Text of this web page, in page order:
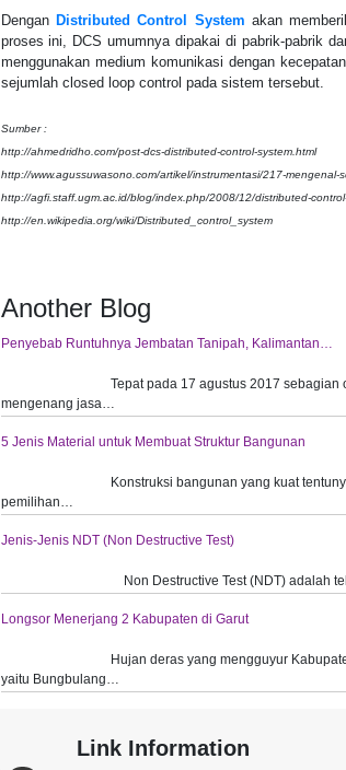
Dengan Distributed Control System akan
proses ini, DCS umumnya dipakai di pabrik-pabrik
menggunakan medium komunikasi dengan
sejumlah closed loop control pada sistem tersebut.
Sumber :
http://ahmedridho.com/post-dcs-distributed-control-system.html
http://www.agussuwasono.com/artikel/instrumentasi/217-mengenal-
http://agfi.staff.ugm.ac.id/blog/index.php/2008/12/distributed-
http://en.wikipedia.org/wiki/Distributed_control_system
Another Blog
Penyebab Runtuhnya Jembatan Tanipah, Kalimantan…
Tepat pada 17 agustus 2017
mengenang jasa…
5 Jenis Material untuk Membuat Struktur Bangunan
Konstruksi bangunan yang kuat
pemilihan…
Jenis-Jenis NDT (Non Destructive Test)
Non Destructive Test (NDT) adalah
Longsor Menerjang 2 Kabupaten di Garut
Hujan deras yang mengguyur
yaitu Bungbulang…
Link Information